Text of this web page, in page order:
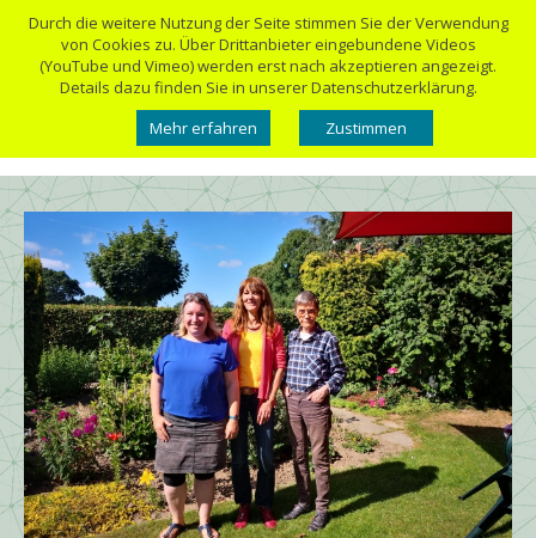
Durch die weitere Nutzung der Seite stimmen Sie der Verwendung
von Cookies zu. Über Drittanbieter eingebundene Videos
(YouTube und Vimeo) werden erst nach akzeptieren angezeigt.
Details dazu finden Sie in unserer Datenschutzerklärung.
Mehr erfahren
Zustimmen